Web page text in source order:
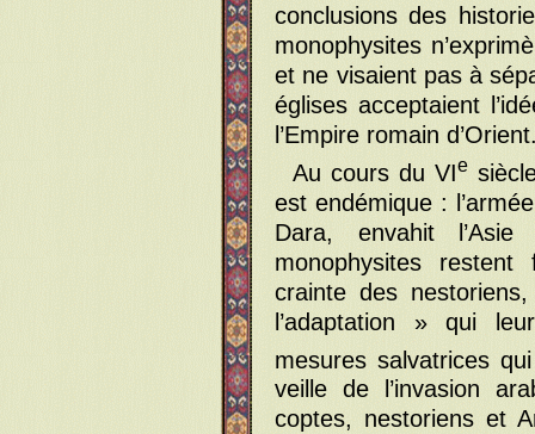
conclusions des
monophysites
et ne visaient pas à
églises acceptaient
l’Empire romain
Au cours du VIe
est endémique :
Dara, envahit
monophysites
crainte des
l’adaptation » qui
mesures salvatrices
veille de l’invasion
coptes, nestoriens et